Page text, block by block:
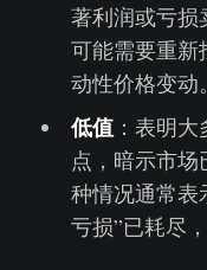
著利润或亏损
可能需要重新
动性价格变动。
低值：表明大
点，暗示市
种情况通常表
亏损”已耗尽